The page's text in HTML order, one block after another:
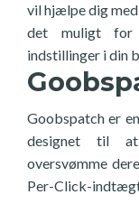
vil hjælpe dig
det muligt for
indstillinger i din
Goobspatch er
designet til
oversvømme
Per-Click-